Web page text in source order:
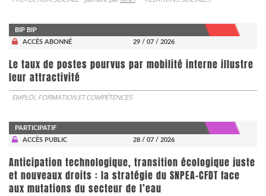
BIP BIP
ACCÈS ABONNÉ
29 / 07 / 2026
Le taux de postes pourvus par mobilité interne illustre
leur attractivité
EMPLOI, FORMATION ET COMPÉTENCES
PARTICIPATIF
ACCÈS PUBLIC
28 / 07 / 2026
Anticipation technologique, transition écologique juste
et nouveaux droits : la stratégie du SNPEA-CFDT face
aux mutations du secteur de l’eau